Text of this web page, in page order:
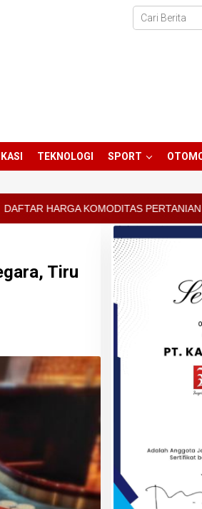
TEKNOLOGI SPORT
KOMODITAS PERTANIAN KABUPATEN
Tiru